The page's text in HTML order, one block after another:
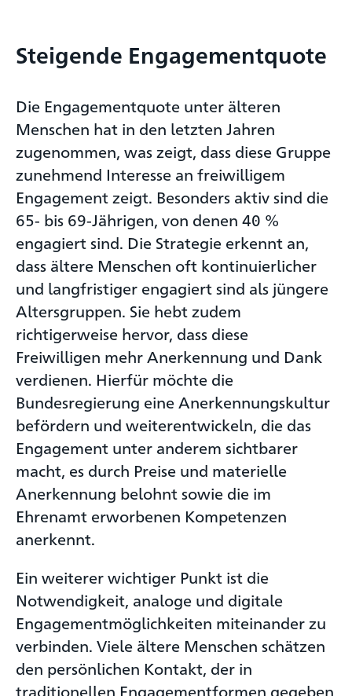
Steigende Engagementquote
Die Engagementquote unter älteren
Menschen hat in den letzten Jahren
zugenommen, was zeigt, dass diese Gruppe
zunehmend Interesse an freiwilligem
Engagement zeigt. Besonders aktiv sind die
65- bis 69-Jährigen, von denen 40 %
engagiert sind. Die Strategie erkennt an,
dass ältere Menschen oft kontinuierlicher
und langfristiger engagiert sind als jüngere
Altersgruppen. Sie hebt zudem
richtigerweise hervor, dass diese
Freiwilligen mehr Anerkennung und Dank
verdienen. Hierfür möchte die
Bundesregierung eine Anerkennungskultur
befördern und weiterentwickeln, die das
Engagement unter anderem sichtbarer
macht, es durch Preise und materielle
Anerkennung belohnt sowie die im
Ehrenamt erworbenen Kompetenzen
anerkennt.
Ein weiterer wichtiger Punkt ist die
Notwendigkeit, analoge und digitale
Engagementmöglichkeiten miteinander zu
verbinden. Viele ältere Menschen schätzen
den persönlichen Kontakt, der in
traditionellen Engagementformen gegeben